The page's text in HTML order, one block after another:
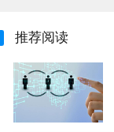
推荐阅读